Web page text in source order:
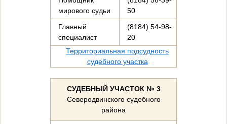
мирового судьи
50
Главный
специалист
(8184) 54-98-
20
Территориальная подсудность
судебного участка
СУДЕБНЫЙ УЧАСТОК № 3
Северодвинского судебного
района